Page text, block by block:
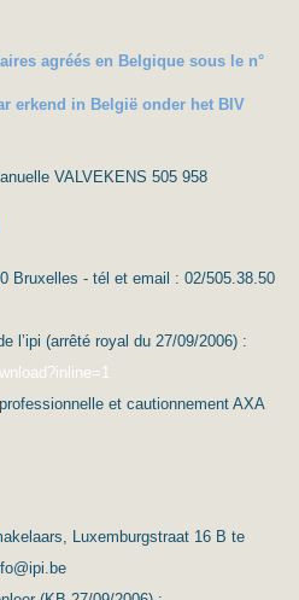
agréés en Belgique sous le n°
erkend in België onder het BIV
VALVEKENS 505 958
Bruxelles - tél et email : 02/505.38.50
l’ipi (arrêté royal du 27/09/2006) :
et cautionnement AXA
Luxemburgstraat 16 B te